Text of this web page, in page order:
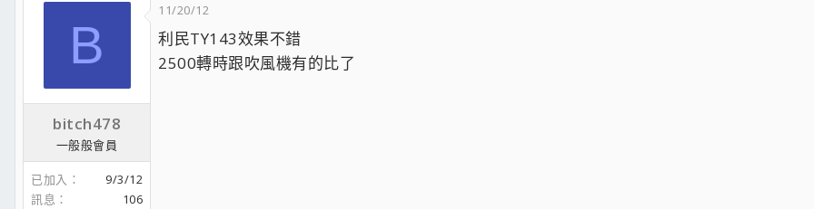
B
bitch478
一般般會員
已加入
9/3/12
訊息
106
11/20/12
利民TY143效果不錯
2500轉時跟吹風機有的比了